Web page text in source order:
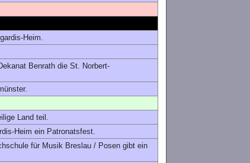
Heim.
Benrath die St. Norbert-
Land teil.
Heim ein Patronatsfest.
für Musik Breslau / Posen gibt ein